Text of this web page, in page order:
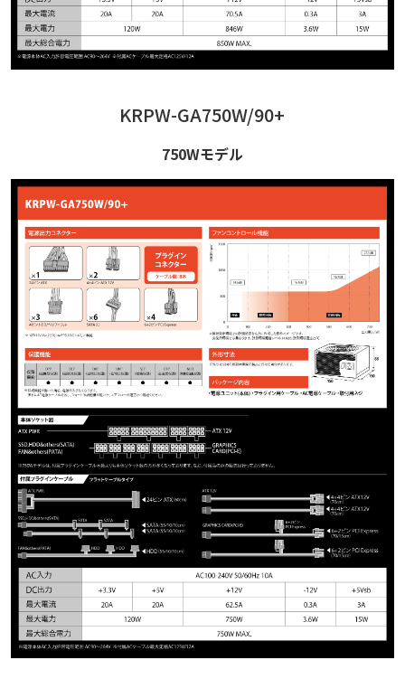
KRPW-GA750W/90+
750Wモデル